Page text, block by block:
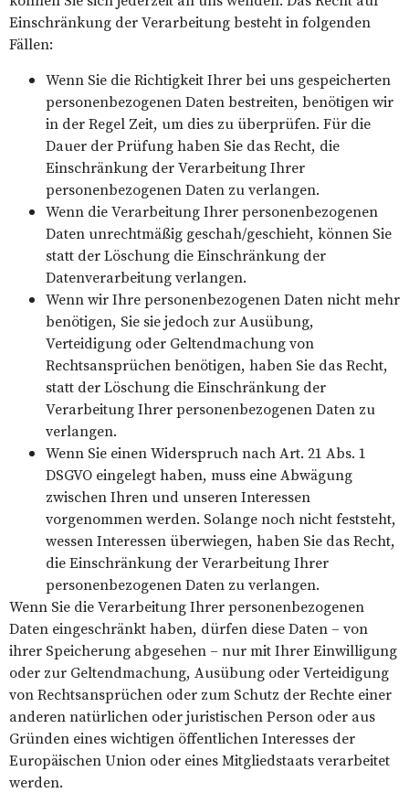
Einschränkung der Verarbeitung besteht in folgenden
Fällen:
Wenn Sie die Richtigkeit Ihrer bei uns gespeicherten
personenbezogenen Daten bestreiten, benötigen wir
in der Regel Zeit, um dies zu überprüfen. Für die
Dauer der Prüfung haben Sie das Recht, die
Einschränkung der Verarbeitung Ihrer
personenbezogenen Daten zu verlangen.
Wenn die Verarbeitung Ihrer personenbezogenen
Daten unrechtmäßig geschah/geschieht, können Sie
statt der Löschung die Einschränkung der
Datenverarbeitung verlangen.
Wenn wir Ihre personenbezogenen Daten nicht mehr
benötigen, Sie sie jedoch zur Ausübung,
Verteidigung oder Geltendmachung von
Rechtsansprüchen benötigen, haben Sie das Recht,
statt der Löschung die Einschränkung der
Verarbeitung Ihrer personenbezogenen Daten zu
verlangen.
Wenn Sie einen Widerspruch nach Art. 21 Abs. 1
DSGVO eingelegt haben, muss eine Abwägung
zwischen Ihren und unseren Interessen
vorgenommen werden. Solange noch nicht feststeht,
wessen Interessen überwiegen, haben Sie das Recht,
die Einschränkung der Verarbeitung Ihrer
personenbezogenen Daten zu verlangen.
Wenn Sie die Verarbeitung Ihrer personenbezogenen
Daten eingeschränkt haben, dürfen diese Daten – von
ihrer Speicherung abgesehen – nur mit Ihrer Einwilligung
oder zur Geltendmachung, Ausübung oder Verteidigung
von Rechtsansprüchen oder zum Schutz der Rechte einer
anderen natürlichen oder juristischen Person oder aus
Gründen eines wichtigen öffentlichen Interesses der
Europäischen Union oder eines Mitgliedstaats verarbeitet
werden.